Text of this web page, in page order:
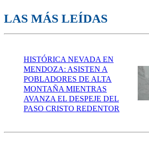
LAS MÁS LEÍDAS
HISTÓRICA NEVADA EN
MENDOZA: ASISTEN A
POBLADORES DE ALTA
MONTAÑA MIENTRAS
AVANZA EL DESPEJE DEL
PASO CRISTO REDENTOR